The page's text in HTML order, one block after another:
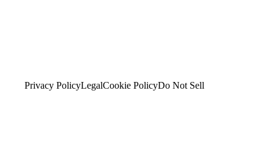
Privacy PolicyLegalCookie PolicyDo Not Sell